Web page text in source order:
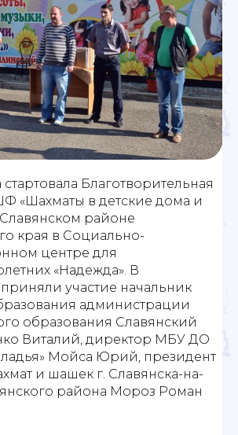
стартовала Благотворительная
«Шахматы в детские дома и
Славянском районе
края в Социально-
центре для
«Надежда». В
участие начальник
администрации
образования Славянский
Виталий, директор МБУ ДО
Мойса Юрий, президент
и шашек г. Славянска-на-
района Мороз Роман